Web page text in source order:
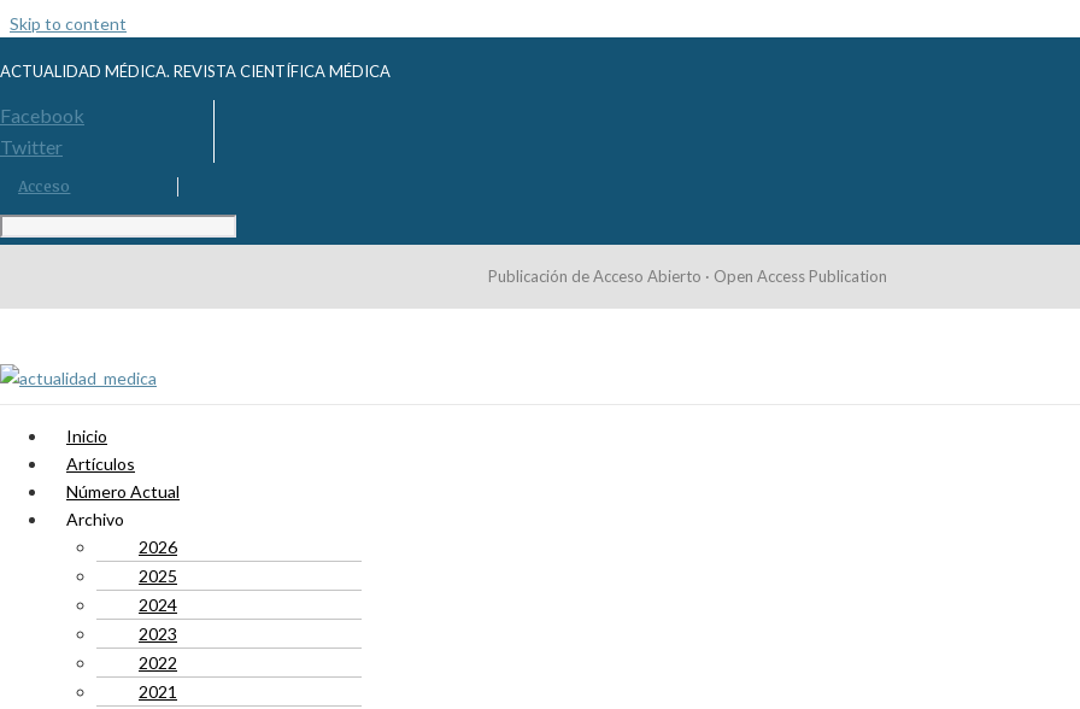
Skip to content
ACTUALIDAD MÉDICA. REVISTA CIENTÍFICA MÉDICA
Facebook
Twitter
Acceso
Publicación de Acceso Abierto · Open Access Publication
Inicio
Artículos
Número Actual
Archivo
2026
2025
2024
2023
2022
2021